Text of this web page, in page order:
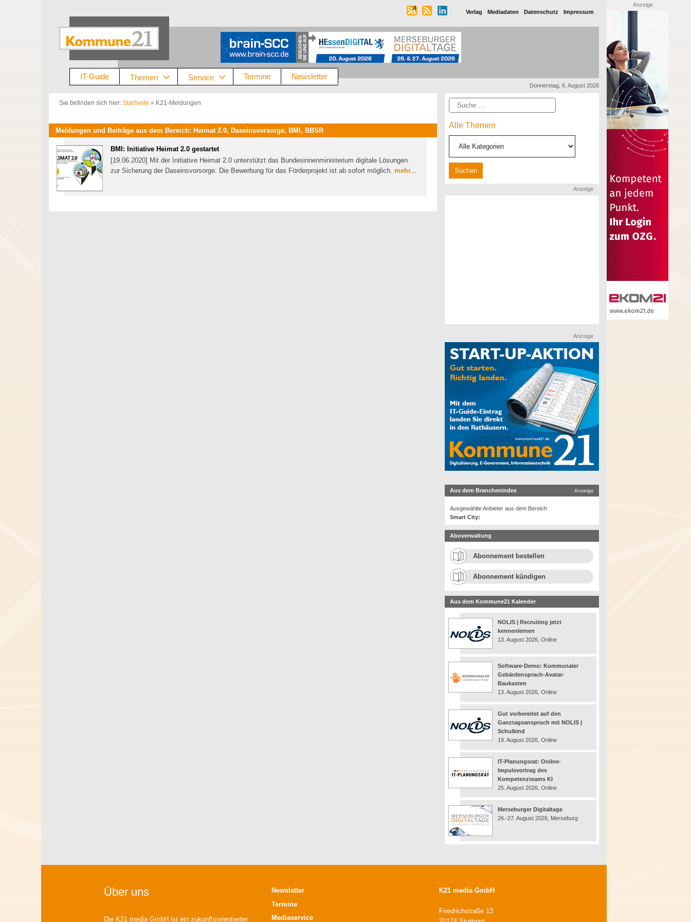
Verlag Mediadaten Datenschutz Impressum
IT-Guide Themen Service Termine Newsletter
Donnerstag, 6. August 2026
Sie befinden sich hier: Startseite » K21-Meldungen
Meldungen und Beiträge aus dem Bereich: Heimat 2.0, Daseinsvorsorge, BMI, BBSR
BMI: Initiative Heimat 2.0 gestartet
[19.06.2020] Mit der Initiative Heimat 2.0 unterstützt das Bundesinnenministerium digitale Lösungen
zur Sicherung der Daseinsvorsorge. Die Bewerbung für das Förderprojekt ist ab sofort möglich. mehr...
Suche
Alle Themen
Anzeige
Anzeige
Aus dem Branchenindex Anzeige
Ausgewählte Anbieter aus dem Bereich
Smart City:
Aboverwaltung
Abonnement bestellen
Abonnement kündigen
Aus dem Kommune21 Kalender
NOLIS | Recruiting jetzt
kennenlernen
13. August 2026, Online
Software-Demo: Kommunaler
Gebärdensprach-Avatar-
Baukasten
13. August 2026, Online
Gut vorbereitet auf den
Ganztagsanspruch mit NOLIS |
Schulkind
19. August 2026, Online
IT-Planungsrat: Online-
Impulsvortrag des
Kompetenzteams KI
25. August 2026, Online
Merseburger Digitaltage
26.-27. August 2026, Merseburg
Anzeige
Über uns
Die K21 media GmbH ist ein zukunftsorientierter
Newsletter
Termine
Mediaservice
K21 media GmbH
Friedrichstraße 13